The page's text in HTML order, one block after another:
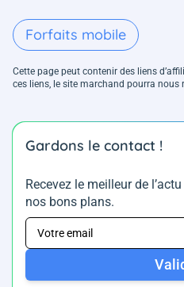
Forfaits mobile
Cette page peut contenir des liens
ces liens, le site marchand pourra nous
Gardons le contact !
Recevez le meilleur de
nos bons plans.